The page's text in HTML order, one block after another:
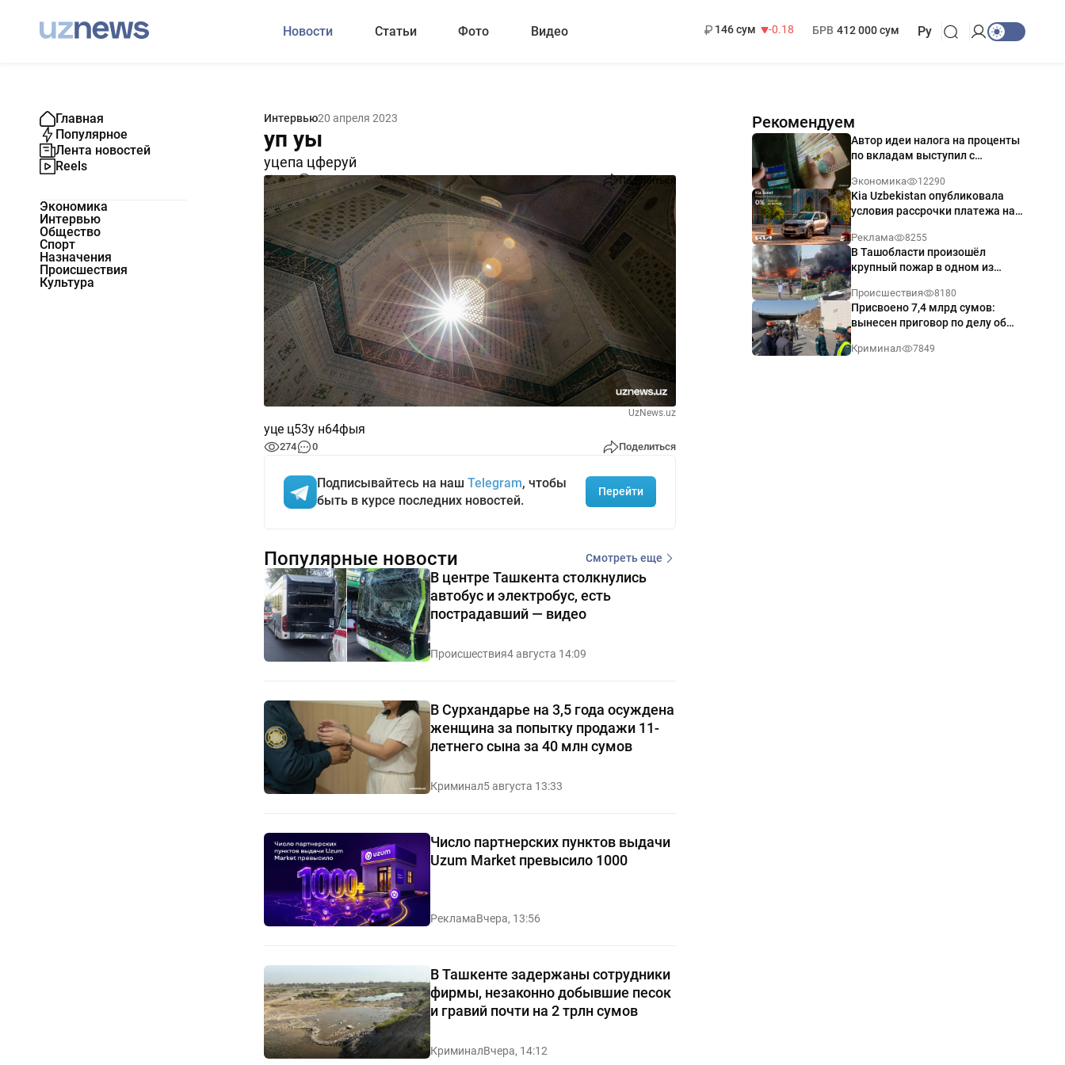
Новости Статьи Фото Видео
146 сум
-0.18
БРВ 412 000 сум Ру
Главная
Популярное
Лента новостей
Reels
Экономика
Интервью
Общество
Спорт
Назначения
Происшествия
Культура
Интервью20 апреля 2023
уп уы
уцепа цферуй
274 0 Поделиться
UzNews.uz
уце ц53у н64фыя
274 0 Поделиться
Подписывайтесь на наш Telegram, чтобы
быть в курсе последних новостей.
Перейти
Рекомендуем
Автор идеи налога на проценты
по вкладам выступил с
Экономика 12290
Kia Uzbekistan опубликовала
условия рассрочки платежа на
годовых
Реклама 8255
В Ташобласти произошёл
крупный пожар в одном из
Происшествия 8180
Присвоено 7,4 млрд сумов:
вынесен приговор по делу об
Ташкенте
Криминал 7849
Популярные новости Смотреть еще
В центре Ташкента столкнулись
автобус и электробус, есть
пострадавший — видео
Происшествия4 августа 14:09
В Сурхандарье на 3,5 года осуждена
женщина за попытку продажи 11-
летнего сына за 40 млн сумов
Криминал5 августа 13:33
Число партнерских пунктов выдачи
Uzum Market превысило 1000
РекламаВчера, 13:56
В Ташкенте задержаны сотрудники
фирмы, незаконно добывшие песок
и гравий почти на 2 трлн сумов
КриминалВчера, 14:12